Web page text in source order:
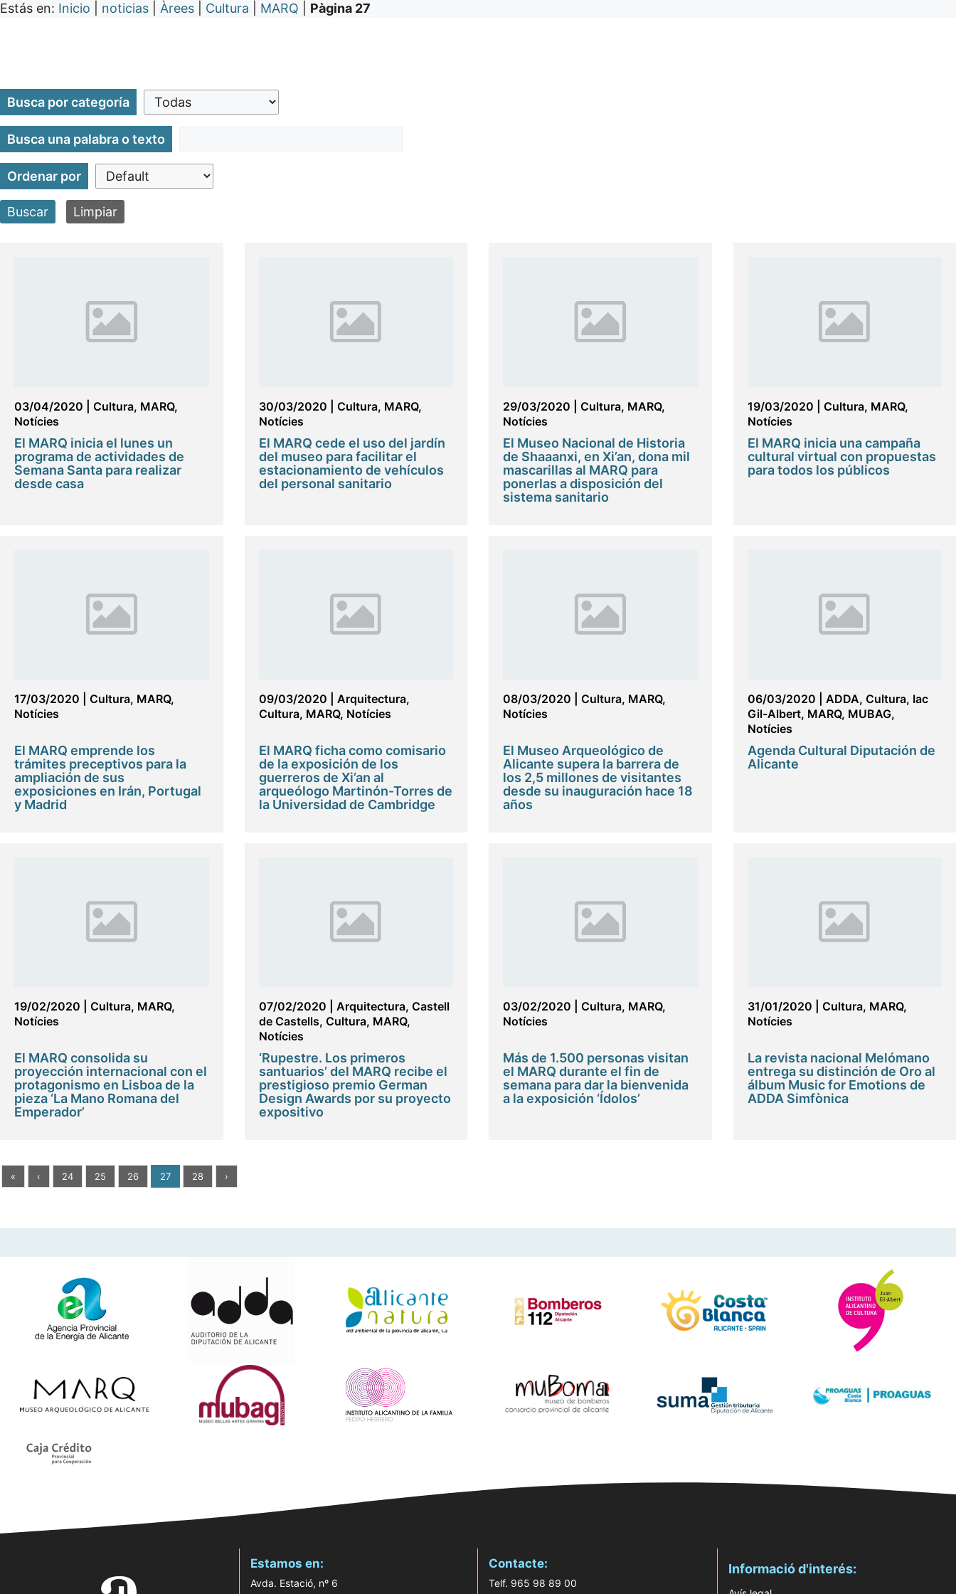
Estás en: Inicio noticias Àrees Cultura MARQ Pàgina 27
Busca por categoría
Busca una palabra o texto
Ordenar por
Buscar Limpiar
03/04/2020 Cultura, MARQ,
Notícies
El MARQ inicia el lunes un
programa de actividades de
Semana Santa para realizar
desde casa
30/03/2020 Cultura, MARQ,
Notícies
El MARQ cede el uso del jardín
del museo para facilitar el
estacionamiento de vehículos
del personal sanitario
29/03/2020 Cultura, MARQ,
Notícies
El Museo Nacional de Historia
de Shaaanxi, en Xi’an, dona mil
mascarillas al MARQ para
ponerlas a disposición del
sistema sanitario
19/03/2020 Cultura, MARQ,
Notícies
El MARQ inicia una campaña
cultural virtual con propuestas
para todos los públicos
17/03/2020 Cultura, MARQ,
Notícies
El MARQ emprende los
trámites preceptivos para la
ampliación de sus
exposiciones en Irán, Portugal
y Madrid
09/03/2020 Arquitectura,
Cultura, MARQ, Notícies
El MARQ ficha como comisario
de la exposición de los
guerreros de Xi’an al
arqueólogo Martinón-Torres de
la Universidad de Cambridge
08/03/2020 Cultura, MARQ,
Notícies
El Museo Arqueológico de
Alicante supera la barrera de
los 2,5 millones de visitantes
desde su inauguración hace 18
años
06/03/2020 ADDA, Cultura, Iac
Gil-Albert, MARQ, MUBAG,
Notícies
Agenda Cultural Diputación de
Alicante
19/02/2020 Cultura, MARQ,
Notícies
El MARQ consolida su
proyección internacional con el
protagonismo en Lisboa de la
pieza ‘La Mano Romana del
Emperador’
07/02/2020 Arquitectura, Castell
de Castells, Cultura, MARQ,
Notícies
‘Rupestre. Los primeros
santuarios’ del MARQ recibe el
prestigioso premio German
Design Awards por su proyecto
expositivo
03/02/2020 Cultura, MARQ,
Notícies
Más de 1.500 personas visitan
el MARQ durante el fin de
semana para dar la bienvenida
a la exposición ‘Ídolos’
31/01/2020 Cultura, MARQ,
Notícies
La revista nacional Melómano
entrega su distinción de Oro al
álbum Music for Emotions de
ADDA Simfònica
« ‹ 24 25 26 27 28 ›
Estamos en:
Avda. Estació, nº 6
Contacte:
Telf. 965 98 89 00
Informació d'interés: